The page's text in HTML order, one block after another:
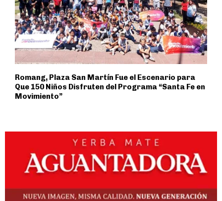
Romang, Plaza San Martín Fue el Escenario para
Que 150 Niños Disfruten del Programa “Santa Fe en
Movimiento”